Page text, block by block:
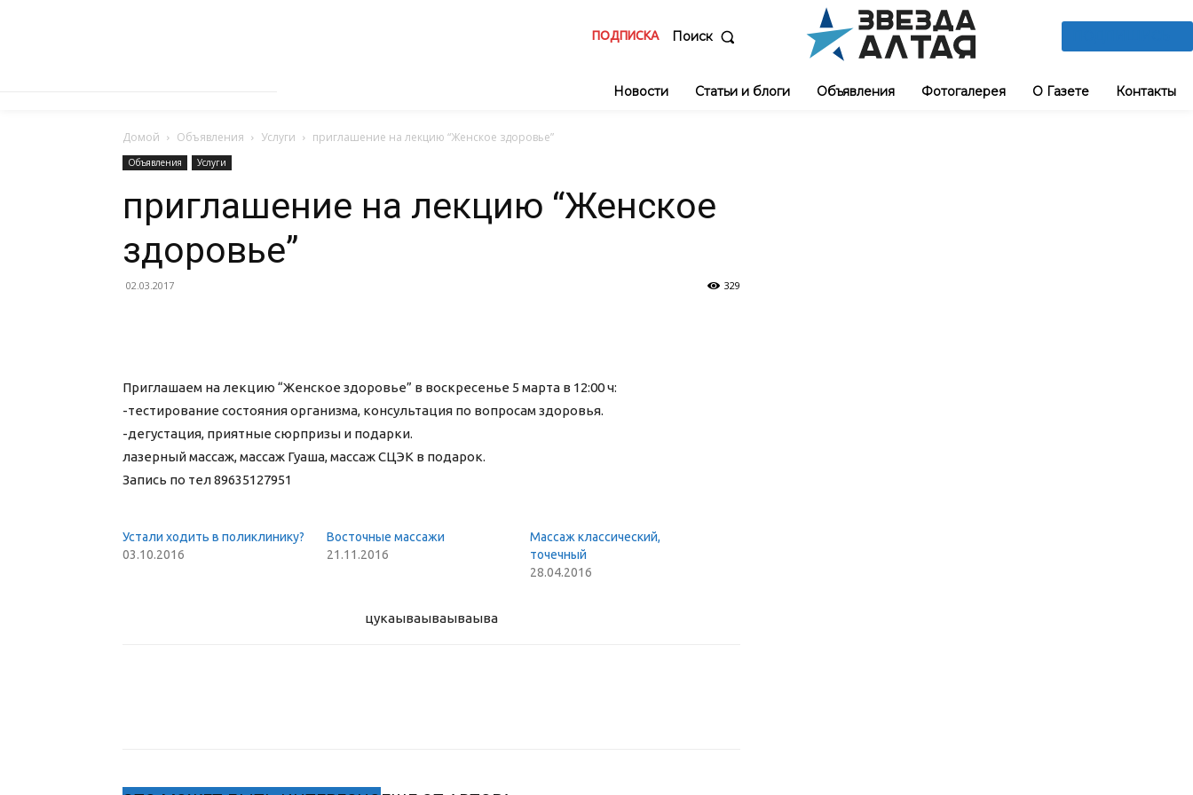
ПОДПИСКА Поиск
Новости Статьи и блоги Объявления Фотогалерея О Газете Контакты
Домой Объявления Услуги приглашение на лекцию “Женское здоровье”
Объявления Услуги
приглашение на лекцию “Женское
здоровье”
02.03.2017 329
Приглашаем на лекцию “Женское здоровье” в воскресенье 5 марта в 12:00 ч:
-тестирование состояния организма, консультация по вопросам здоровья.
-дегустация, приятные сюрпризы и подарки.
лазерный массаж, массаж Гуаша, массаж СЦЭК в подарок.
Запись по тел 89635127951
Устали ходить в поликлинику?
03.10.2016
Восточные массажи
21.11.2016
Массаж классический,
точечный
28.04.2016
цукаываываываыва